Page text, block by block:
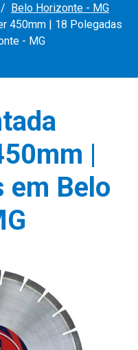
Belo Horizonte - MG
450mm | 18 Polegadas
- MG
|
em Belo